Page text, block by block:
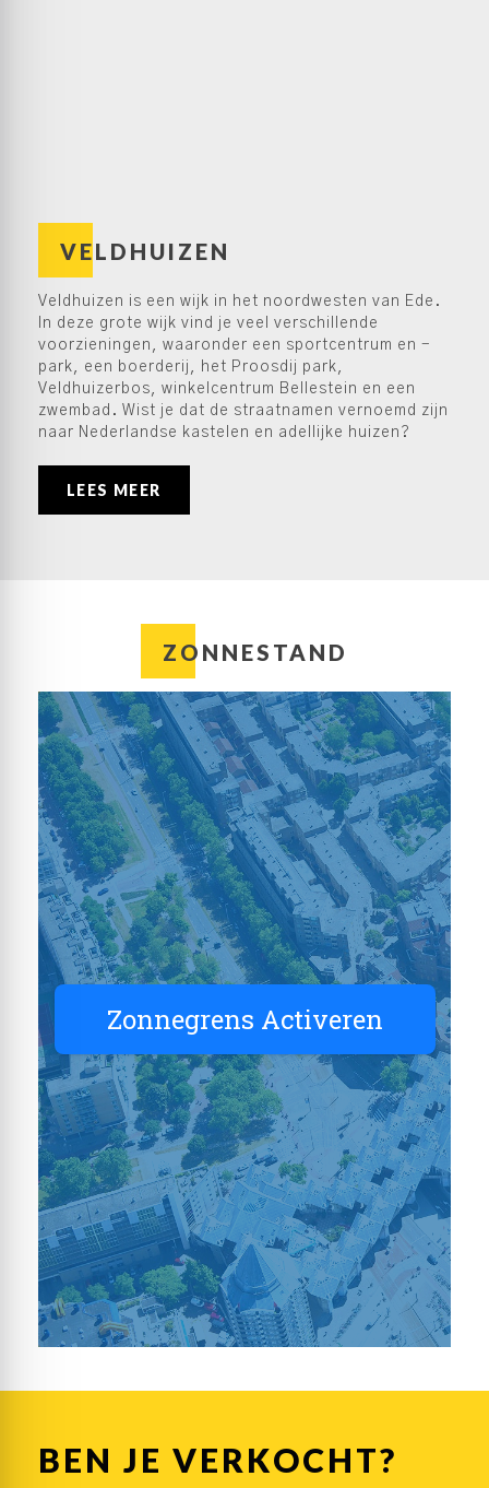
VELDHUIZEN
Veldhuizen is een wijk in het noordwesten van Ede.
In deze grote wijk vind je veel verschillende
voorzieningen, waaronder een sportcentrum en -
park, een boerderij, het Proosdij park,
Veldhuizerbos, winkelcentrum Bellestein en een
zwembad. Wist je dat de straatnamen vernoemd zijn
naar Nederlandse kastelen en adellijke huizen?
LEES MEER
ZONNESTAND
BEN JE VERKOCHT?